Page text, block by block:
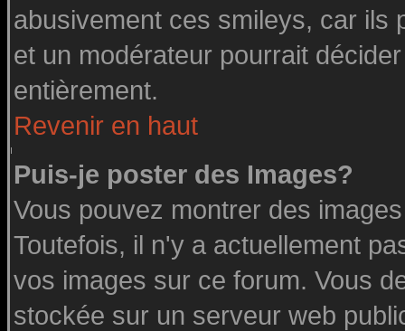
abusivement ces smileys, car ils
et un modérateur pourrait
entièrement.
Revenir en haut
Puis-je poster des Images?
Vous pouvez montrer des
Toutefois, il n'y a actuellement
vos images sur ce forum. Vous
stockée sur un serveur web